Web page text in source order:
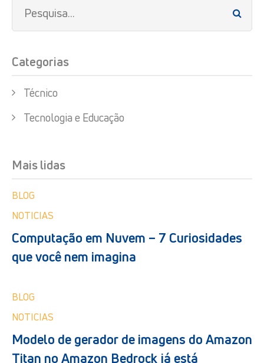
Categorias
Técnico
Tecnologia e Educação
Mais lidas
BLOG
NOTICIAS
Computação em Nuvem – 7 Curiosidades
que você nem imagina
BLOG
NOTICIAS
Modelo de gerador de imagens do Amazon
Titan no Amazon Bedrock já está